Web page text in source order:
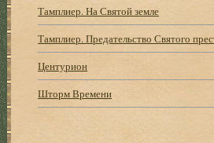
Тамплиер. На Святой земле
Тамплиер. Предательство Святого
Центурион
Шторм Времени